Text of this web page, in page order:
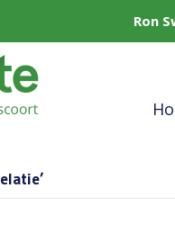
Ron